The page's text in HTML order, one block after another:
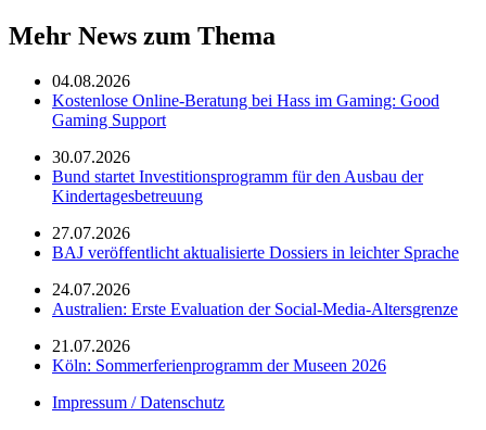
Mehr News zum Thema
04.08.2026
Kostenlose Online-Beratung bei Hass im Gaming: Good
Gaming Support
30.07.2026
Bund startet Investitionsprogramm für den Ausbau der
Kindertagesbetreuung
27.07.2026
BAJ veröffentlicht aktualisierte Dossiers in leichter Sprache
24.07.2026
Australien: Erste Evaluation der Social-Media-Altersgrenze
21.07.2026
Köln: Sommerferienprogramm der Museen 2026
Impressum / Datenschutz